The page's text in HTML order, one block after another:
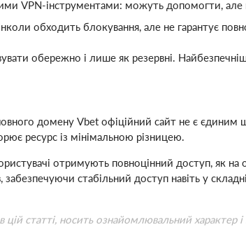
VPN-інструментами: можуть допомогти, але
обходить блокування, але не гарантує
обережно і лише як резервні.
домену Vbet офіційний сайт не є
ресурс із мінімальною різницею.
отримують повноцінний доступ, як на
забезпечуючи стабільний доступ навіть у
цій статті, носить ознайомлювальний